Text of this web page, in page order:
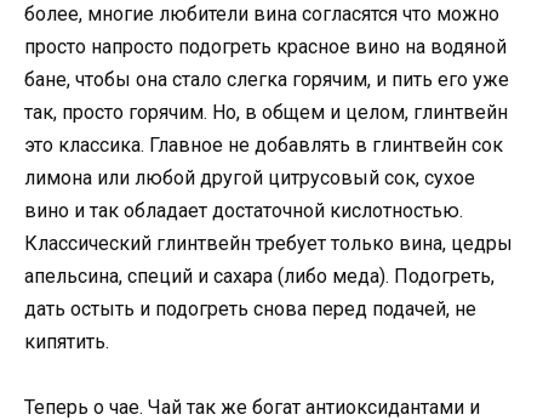
более, многие любители вина согласятся что можно
просто напросто подогреть красное вино на водяной
бане, чтобы она стало слегка горячим, и пить его уже
так, просто горячим. Но, в общем и целом, глинтвейн
это классика. Главное не добавлять в глинтвейн сок
лимона или любой другой цитрусовый сок, сухое
вино и так обладает достаточной кислотностью.
Классический глинтвейн требует только вина, цедры
апельсина, специй и сахара (либо меда). Подогреть,
дать остыть и подогреть снова перед подачей, не
кипятить.
Теперь о чае. Чай так же богат антиоксидантами и